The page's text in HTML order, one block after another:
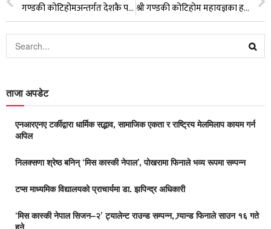
गण्डकी कोटिहोमअन्तर्गत देशकै पहिलो राष्ट्रव्यापी वक्तृत्वकला प्रतियोगिता, आकर्षक पुरस्कार राशिसहित श्री गण्डकी कोटिहोम महायज्ञका हरेक कार्यक्रममा वार्ड परिवार साथमा छः अध्यक्ष राधिका शाह
ताजा अपडेट
एनआरएनए टर्कीद्वारा धार्मिक सद्भाव, सामाजिक एकता र राष्ट्रिय मेलमिलाप कायम गर्न
अपिल
निलक्सणा श्रेष्ठ बनिन् ‘मिस कास्की नेपाल’, पोखरामा फिनाले भव्य रूपमा सम्पन्न
टप्स माध्यमिक विद्यालयको प्राचार्यमा डा. झपिन्द्र अधिकारी
‘मिस कास्की नेपाल सिजन–२’ ट्यालेन्ट राउन्ड सम्पन्न, ग्र्यान्ड फिनाले साउन १६ गते
हुने